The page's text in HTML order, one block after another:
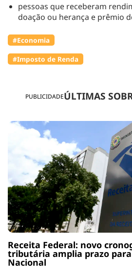
PUBLICIDADEÚLTIMAS
Receita Federal: novo
tributária amplia prazo para
Nacional
pessoas que receberam
doação ou herança e prêmio
#Economia
#Imposto de Renda